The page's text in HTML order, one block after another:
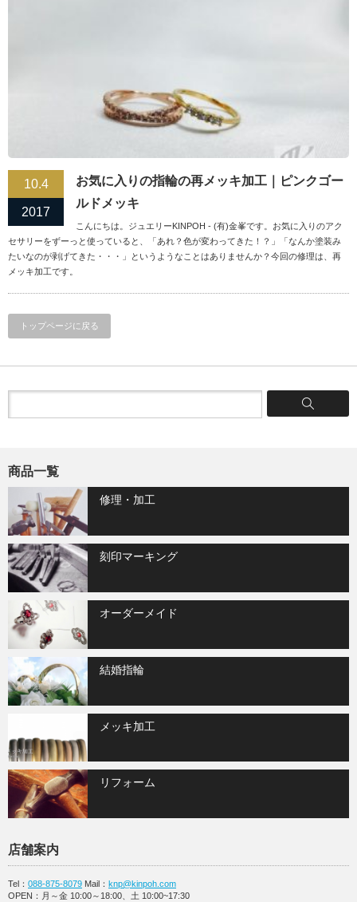
10.4
2017
お気に入りの指輪の再メッキ加工｜ピンクゴー
ルドメッキ
こんにちは。ジュエリーKINPOH - (有)金峯です。お気に入りのアク
セサリーをずーっと使っていると、「あれ？色が変わってきた！？」「なんか塗装み
たいなのが剥げてきた・・・」というようなことはありませんか？今回の修理は、再
メッキ加工です。
トップページに戻る
商品一覧
修理・加工
刻印マーキング
オーダーメイド
結婚指輪
メッキ加工
リフォーム
店舗案内
Tel： 088-875-8079 Mail： knp@kinpoh.com
OPEN：月～金 10:00～18:00、土 10:00~17:30